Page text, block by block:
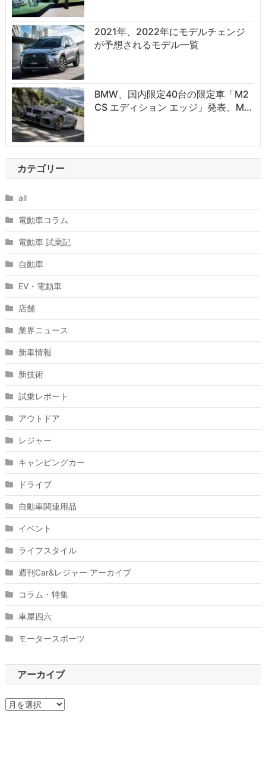
2021年、2022年にモデルチェンジ
が予想されるモデル一覧
BMW、国内限定40台の限定車「M2
CS エディション エッジ」発表、M…
カテゴリー
all
電動車コラム
電動車 試乗記
自動車
EV・電動車
店舗
業界ニュース
新車情報
新技術
試乗レポート
アウトドア
レジャー
キャンピングカー
ドライブ
自動車関連用品
イベント
ライフスタイル
週刊Car&レジャー アーカイブ
コラム・特集
車屋四六
モータースポーツ
アーカイブ
ア